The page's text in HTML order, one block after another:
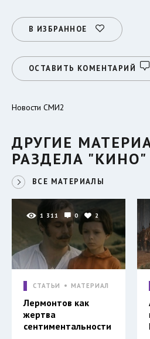
В ИЗБРАННОЕ
ОСТАВИТЬ КОМЕНТАРИЙ
Новости СМИ2
ДРУГИЕ
РАЗДЕЛА "КИНО"
ВСЕ МАТЕРИАЛЫ
1 311 0 2
СТАТЬИ МАТЕРИАЛ
Лермонтов как
жертва
сентиментальности